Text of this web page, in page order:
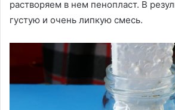
растворяем в нем пенопласт. В
густую и очень липкую смесь.